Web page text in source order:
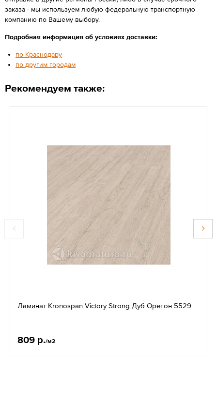
заказа - мы используем любую федеральную транспортную
компанию по Вашему выбору.
Подробная информация об условиях доставки:
по Краснодару
по другим городам
Рекомендуем также:
Ламинат Kronospan Victory Strong Дуб Орегон 5529
809 р./м2